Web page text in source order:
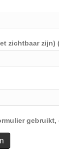
zichtbaar zijn)